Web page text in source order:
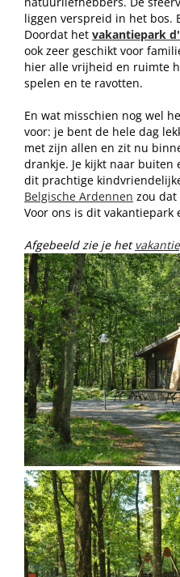
liggen verspreid in het bos.
Doordat het vakantiepark
ook zeer geschikt voor
hier alle vrijheid en ruimte
spelen en te ravotten.
En wat misschien nog wel
voor: je bent de hele dag
met zijn allen en zit nu
drankje. Je kijkt naar buiten
dit prachtige
Belgische Ardennen zou dat
Voor ons is dit vakantiepark
Afgebeeld zie je het